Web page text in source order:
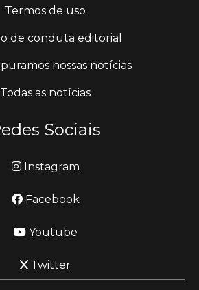
Termos de uso
de conduta editorial
nossas notícias
Todas as notícias
Sociais
Instagram
Facebook
Youtube
Twitter